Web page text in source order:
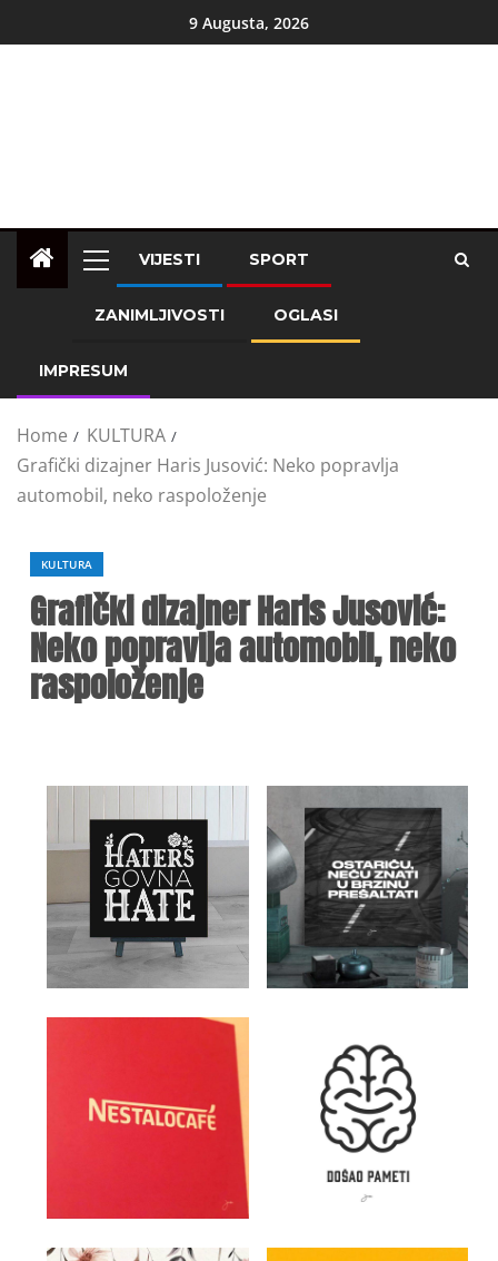
9 Augusta, 2026
VIJESTI SPORT
ZANIMLJIVOSTI OGLASI
IMPRESUM
Home
KULTURA
Grafički dizajner Haris Jusović: Neko popravlja
automobil, neko raspoloženje
KULTURA
Grafički dizajner Haris Jusović:
Neko popravlja automobil, neko
raspoloženje